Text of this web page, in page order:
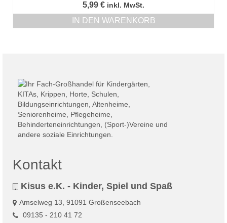
5,99 € inkl. MwSt.
IN DEN WARENKORB
Kontakt
Kisus e.K. - Kinder, Spiel und Spaß
Amselweg 13, 91091 Großenseebach
09135 - 210 41 72